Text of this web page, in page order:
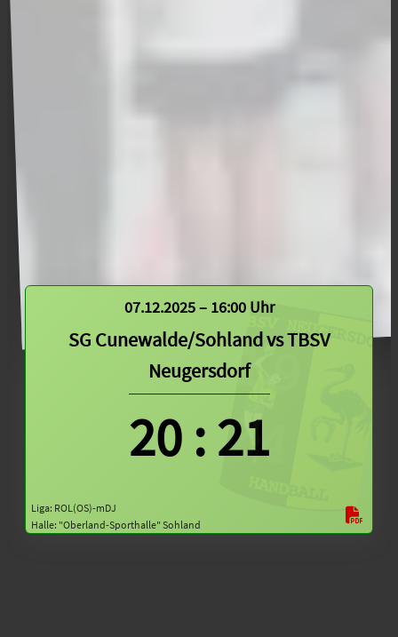
Liga: ROL(OS)-mDJ
Halle: "Oberland-Sporthalle" Sohland
07.12.2025 – 16:00 Uhr
SG Cunewalde/SohlandvsTBSV
Neugersdorf
20: 21